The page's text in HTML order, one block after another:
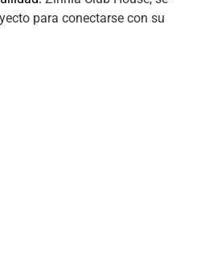
para conectarse con su